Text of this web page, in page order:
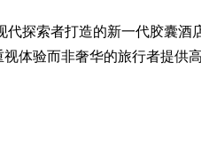
探索者打造的新一代胶囊酒
体验而非奢华的旅行者提供